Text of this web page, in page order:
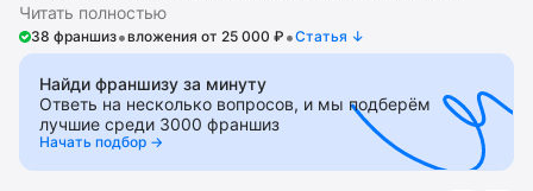
финансовых затрат быстро начать зарабатывать на
маркетплейсах. Откройте интернет-магазин или пункт
выдачи заказов. Получите помощь в запуске и ведении
бизнеса, подборе локации, контроле за ведением
ремонтных работ, поиске и обучении персонала,
юридической регистрации, получении доступ к списку
поставщиков мебели и оборудования, разработанному
Читать полностью
38 франшиз•вложения от 25 000 ₽ •Cтатья ↓
Найди франшизу за минуту
Ответь на несколько вопросов, и мы подберём
лучшие среди 3000 франшиз
Начать подбор →